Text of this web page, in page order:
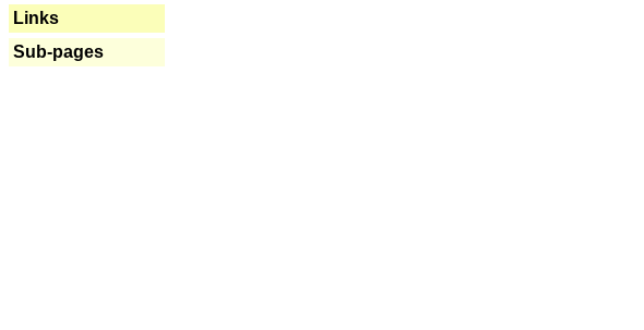
Links
Sub-pages